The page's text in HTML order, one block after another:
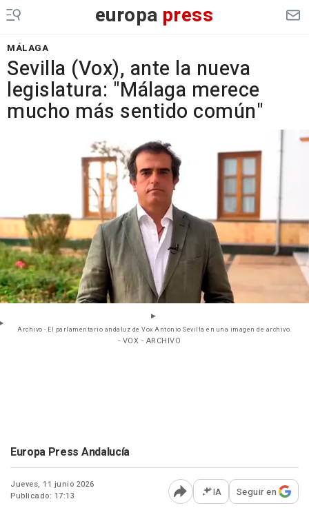
europa press
MÁLAGA
Sevilla (Vox), ante la nueva
legislatura: "Málaga merece
mucho más sentido común"
Archivo - El parlamentario andaluz de Vox Antonio Sevilla en una imagen de archivo.
- VOX - ARCHIVO
Europa Press Andalucía
Jueves, 11 junio 2026
Publicado: 17:13
Abrir opciones para
IA Seguir en